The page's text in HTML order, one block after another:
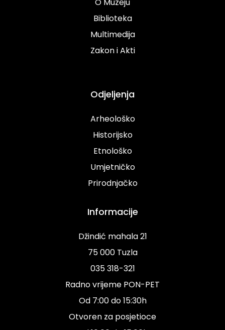
Biblioteka
Multimedija
Zakon i Akti
Odjeljenja
Arheološko
Historijsko
Etnološko
Umjetničko
Prirodnjačko
Informacije
Džindić mahala 21
75 000 Tuzla
035 318-321
Radno vrijeme PON-PET
Od 7:00 do 15:30h
Otvoren za posjetioce